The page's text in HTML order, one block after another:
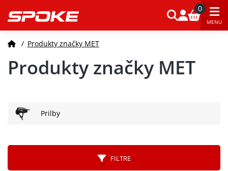
0
MENU
/ Produkty značky MET
Produkty značky MET
Prilby
FILTRE